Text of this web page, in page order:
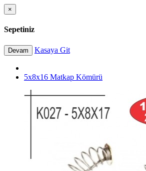
×
Sepetiniz
Devam Kasaya Git
5x8x16 Matkap Kömürü